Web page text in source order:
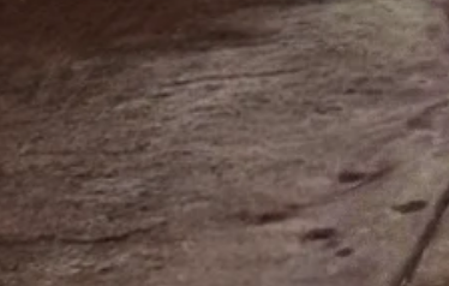
villaveje, blandede
parcelhusområder,
og haveskure som
erhvervsområder
blive påvirket. Du kan
lokale partnere. Udfyld
en lokal specialist,
i området.